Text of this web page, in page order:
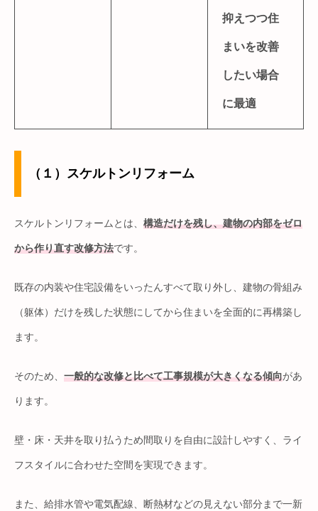
抑えつつ住
まいを改善
したい場合
に最適
（１）スケルトンリフォーム
スケルトンリフォームとは、 構造だけを残し、建物の内部をゼロ
から作り直す改修方法です。
既存の内装や住宅設備をいったんすべて取り外し、建物の骨組み
（躯体）だけを残した状態にしてから住まいを全面的に再構築し
ます。
そのため、 一般的な改修と比べて工事規模が大きくなる傾向があ
ります。
壁・床・天井を取り払うため間取りを自由に設計しやすく、ライ
フスタイルに合わせた空間を実現できます。
また、給排水管や電気配線、断熱材などの見えない部分まで一新